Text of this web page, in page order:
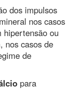
dos impulsos
nos casos
hipertensão ou
nos casos de
de
para